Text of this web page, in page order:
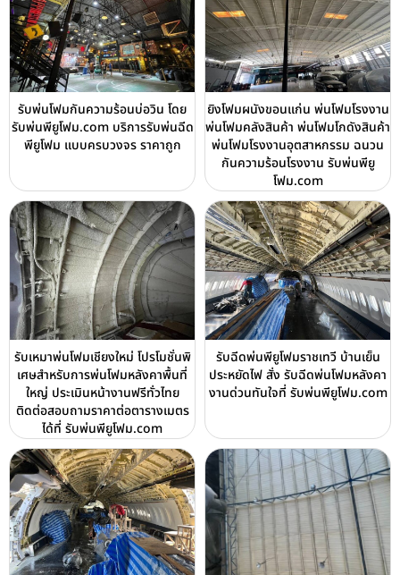
รับพ่นโฟมกันความร้อนบ่อวิน โดย
รับพ่นพียูโฟม.com บริการรับพ่นฉีด
พียูโฟม แบบครบวงจร ราคาถูก
ยิงโฟมผนังขอนแก่น พ่นโฟมโรงงาน
พ่นโฟมคลังสินค้า พ่นโฟมโกดังสินค้า
พ่นโฟมโรงงานอุตสาหกรรม ฉนวน
กันความร้อนโรงงาน รับพ่นพียู
โฟม.com
รับเหมาพ่นโฟมเชียงใหม่ โปรโมชั่นพิ
เศษสำหรับการพ่นโฟมหลังคาพื้นที่
ใหญ่ ประเมินหน้างานฟรีทั่วไทย
ติดต่อสอบถามราคาต่อตารางเมตร
ได้ที่ รับพ่นพียูโฟม.com
รับฉีดพ่นพียูโฟมราชเทวี บ้านเย็น
ประหยัดไฟ สั่ง รับฉีดพ่นโฟมหลังคา
งานด่วนทันใจที่ รับพ่นพียูโฟม.com